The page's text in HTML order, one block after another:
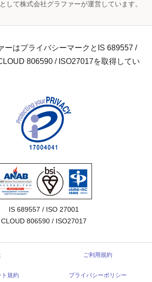
して株式会社グラファーが運営しています。
ーはプライバシーマークとIS 689557 /
806590 / ISO27017を取得してい
IS 689557 / ISO 27001
CLOUD 806590 / ISO27017
ご利用規約
ト規約 プライバシーポリシー